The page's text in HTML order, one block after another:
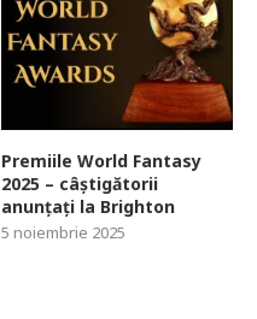
Premiile World Fantasy
2025 – câștigătorii
anunțați la Brighton
5 noiembrie 2025